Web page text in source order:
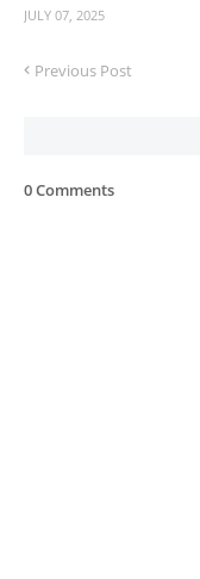
JULY 07, 2025
Previous Post
0 Comments